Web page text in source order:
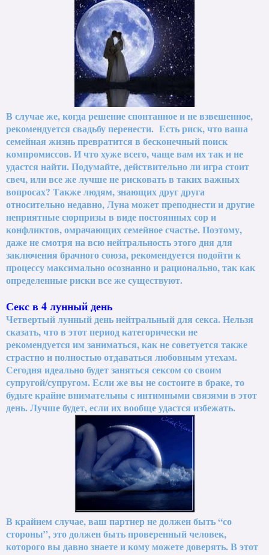
В случае же, когда решение спонтанное и не взвешенное,
рекомендуется свадьбу перенести. Есть риск, что ваша
семейная жизнь превратится в бесконечный поиск
компромиссов. И что хуже всего, чаще вам их так и не
удастся найти. Подумайте, действительно ли игра стоит
свеч, или все же лучше не рисковать в таких важных
вопросах? Также людям, знающих друг друга
относительно недавно, Луна может преподнести и другие
неприятные сюрпризы в виде постоянных сор и
конфликтов, омрачающих семейное счастье. Поэтому,
даже не смотря на всю нейтральность этого дня для
заключения брачного союза, рекомендуется подойти к
процессу максимально осознанно и рационально, так как
определенные риски все же существуют.
Секс в 4 лунный день
Четвертый лунный день нейтральный для секса. Нельзя
сказать, что в этот период категорически не
рекомендуется им заниматься, как не советуется также
страстно и полностью отдаваться любовным утехам.
Сегодня идеально будет заняться сексом со своим
супругой/супругом. Если же вы не состоите в браке, то
будьте крайне внимательны с интимными связями в этот
день. Лучше будет, если их вообще удастся избежать.
В крайнем случае, ваш партнер не должен быть “со
стороны”, это должен быть проверенный человек,
которого вы давно знаете и кому можете доверять. В этот